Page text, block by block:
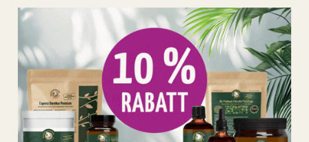
Shop
Kontakt
Impressum
AGB